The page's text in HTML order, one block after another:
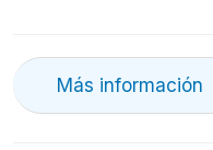
Más información